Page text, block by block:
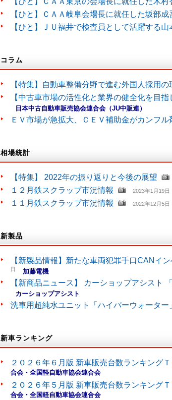
【ひと】ＣＡＡ岐阜会場長に就任した坂部成
【ひと】ＪＵ福井で検査員として活躍する山
コラム
【特集】自動車整備分野で進む外国人採用の
【中古車市場の活性化と業界の健全化を目
日本中古自動車販売協会連合会（JU中販連）
ＥＶ市場が急拡大、ＣＥＶ補助金がカンフル
相場統計
【特集】 2022年の振り返りと今後の展望
１２月鉄スクラップ市況情報 2023年1月19日
１１月鉄スクラップ市況情報 2022年12月5日
新製品
【新製品情報】新たな車両犯罪手口CANイ
日 加藤電機
【新商品ニュース】 カーショップアシスト
カーショップアシスト
洗車用超純水ユニット「ハイパーウォーター
新車ランキング
２０２６年６月版 新車販売台数ランキング
合会・全国軽自動車協会連合会
２０２６年５月版 新車販売台数ランキング
合会・全国軽自動車協会連合会